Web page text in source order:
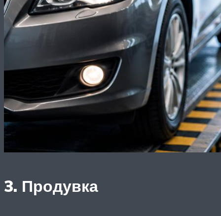
3. Продувка